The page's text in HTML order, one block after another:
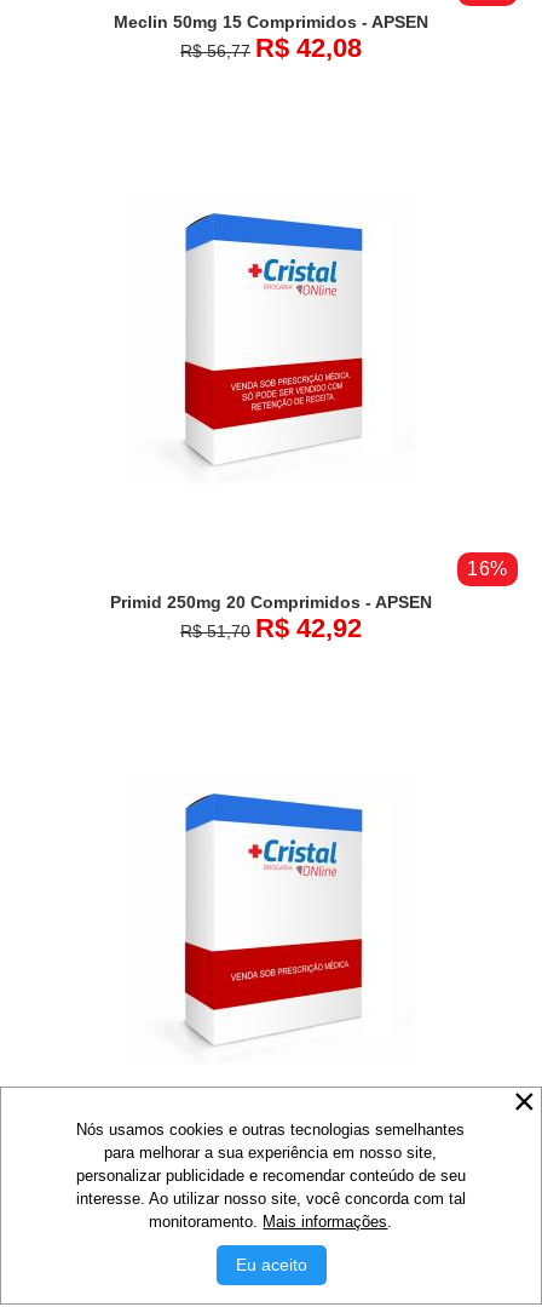
Meclin 50mg 15 Comprimidos - APSEN
R$ 56,77 R$ 42,08
16%
Primid 250mg 20 Comprimidos - APSEN
R$ 51,70 R$ 42,92
Lactosil 10.000 Fcc 30 Tabletes - APSEN
R$ 58,02
R$ 48,16
Nós usamos cookies e outras tecnologias semelhantes
para melhorar a sua experiência em nosso site,
personalizar publicidade e recomendar conteúdo de seu
interesse. Ao utilizar nosso site, você concorda com tal
monitoramento. Mais informações.